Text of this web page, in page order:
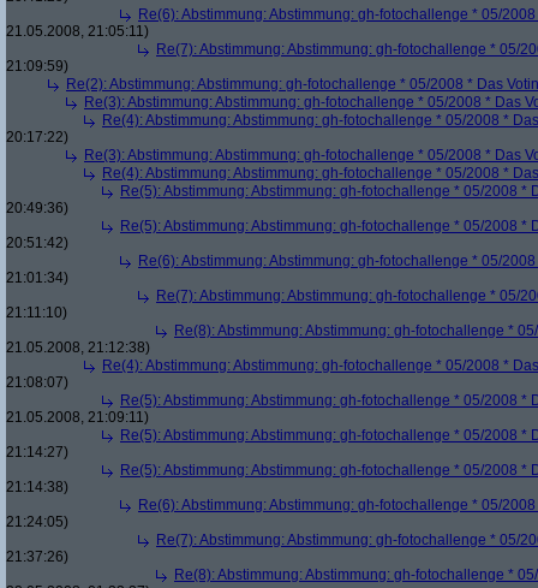
Re(6): Abstimmung: Abstimmung: gh-fotochallenge * 05/
21.05.2008, 21:05:11)
Re(7): Abstimmung: Abstimmung: gh-fotochallenge * 05/
21:09:59)
Re(2): Abstimmung: Abstimmung: gh-fotochallenge * 05/2008 * Das
Re(3): Abstimmung: Abstimmung: gh-fotochallenge * 05/2008 * Das
Re(4): Abstimmung: Abstimmung: gh-fotochallenge * 05/2008 *
20:17:22)
Re(3): Abstimmung: Abstimmung: gh-fotochallenge * 05/2008 * Das
Re(4): Abstimmung: Abstimmung: gh-fotochallenge * 05/2008 *
Re(5): Abstimmung: Abstimmung: gh-fotochallenge * 05/2008 *
20:49:36)
Re(5): Abstimmung: Abstimmung: gh-fotochallenge * 05/2008 *
20:51:42)
Re(6): Abstimmung: Abstimmung: gh-fotochallenge * 05/
21:01:34)
Re(7): Abstimmung: Abstimmung: gh-fotochallenge * 05/
21:11:10)
Re(8): Abstimmung: Abstimmung: gh-fotochallenge *
21.05.2008, 21:12:38)
Re(4): Abstimmung: Abstimmung: gh-fotochallenge * 05/2008 *
21:08:07)
Re(5): Abstimmung: Abstimmung: gh-fotochallenge * 05/2008 *
21.05.2008, 21:09:11)
Re(5): Abstimmung: Abstimmung: gh-fotochallenge * 05/2008 *
21:14:27)
Re(5): Abstimmung: Abstimmung: gh-fotochallenge * 05/2008 *
21:14:38)
Re(6): Abstimmung: Abstimmung: gh-fotochallenge * 05/
21:24:05)
Re(7): Abstimmung: Abstimmung: gh-fotochallenge * 05/
21:37:26)
Re(8): Abstimmung: Abstimmung: gh-fotochallenge *